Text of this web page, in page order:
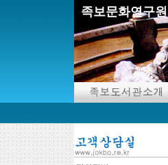
족보문화연구원